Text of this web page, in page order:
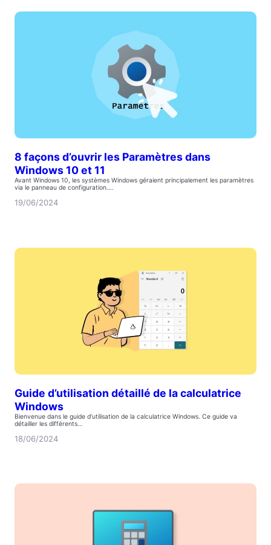
8 façons d’ouvrir les Paramètres dans
Windows 10 et 11
Avant Windows 10, les systèmes Windows géraient principalement les paramètres
via le panneau de configuration.…
19/06/2024
Guide d’utilisation détaillé de la calculatrice
Windows
Bienvenue dans le guide d’utilisation de la calculatrice Windows. Ce guide va
détailler les différents…
18/06/2024